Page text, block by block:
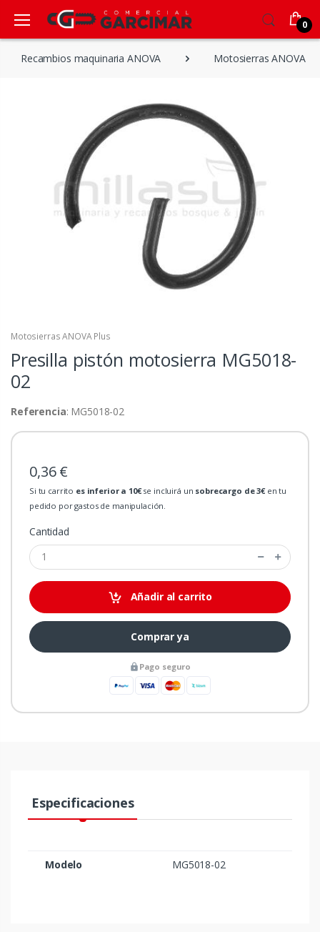
0
Recambios maquinaria ANOVA Motosierras ANOVA
Motosierras ANOVA Plus
Presilla pistón motosierra MG5018-
02
Referencia: MG5018-02
0,36 €
Si tu carrito es inferior a 10€se incluirá un sobrecargo de 3€en tu
pedido por gastos de manipulación.
Cantidad
Añadir al carrito
Comprar ya
Pago seguro
Especificaciones
Modelo MG5018-02